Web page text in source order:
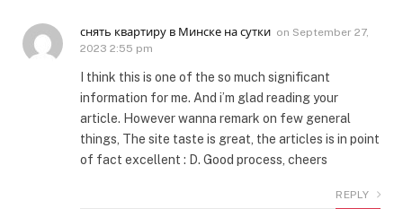
снять квартиру в Минске на сутки on September 27,
2023 2:55 pm
I think this is one of the so much significant
information for me. And i’m glad reading your
article. However wanna remark on few general
things, The site taste is great, the articles is in point
of fact excellent : D. Good process, cheers
REPLY